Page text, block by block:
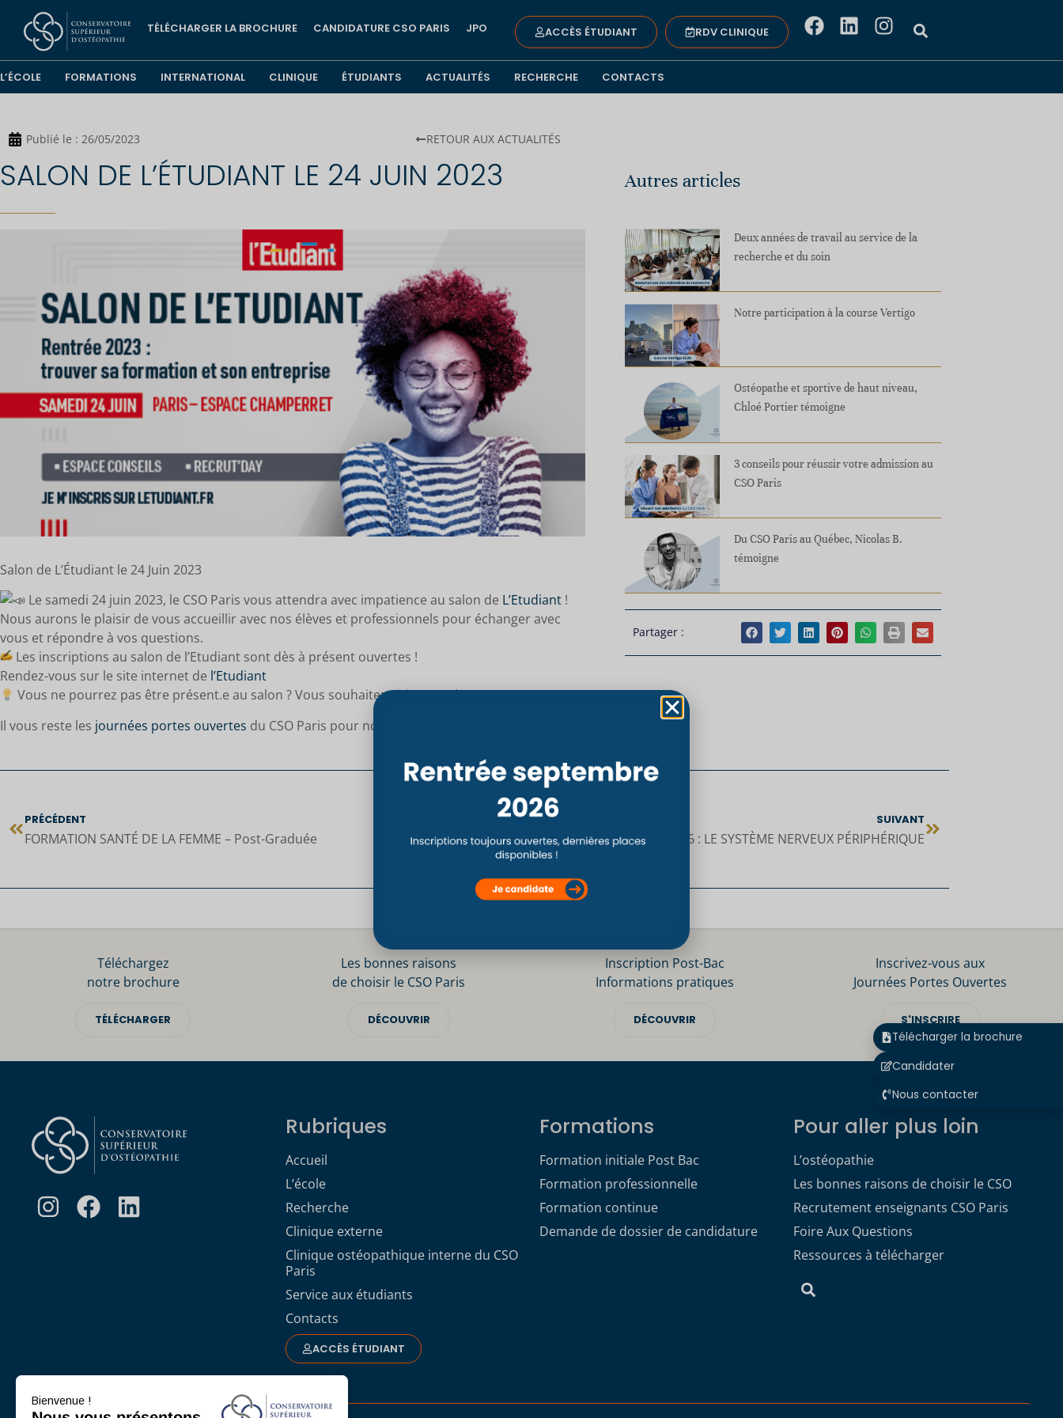
Bienvenue !
TÉLÉCHARGER LA BROCHURE CANDIDATURE CSO PARIS JPO ACCÈS ÉTUDIANT RDV CLINIQUE
Télécharger la brochure
Candidater
Nous contacter
L’ÉCOLE FORMATIONS INTERNATIONAL CLINIQUE ÉTUDIANTS ACTUALITÉS RECHERCHE CONTACTS
Publié le : 26/05/2023 RETOUR AUX ACTUALITÉS
SALON DE L’ÉTUDIANT LE 24 JUIN 2023
Salon de L’Étudiant le 24 Juin 2023
Le samedi 24 juin 2023, le CSO Paris vous attendra avec impatience au salon de L’Etudiant !
Nous aurons le plaisir de vous accueillir avec nos élèves et professionnels pour échanger avec
vous et répondre à vos questions.
Les inscriptions au salon de l’Etudiant sont dès à présent ouvertes !
Rendez-vous sur le site internet de l’Etudiant
Vous ne pourrez pas être présent.e au salon ? Vous souhaitez visiter nos locaux ?
Il vous reste les journées portes ouvertes du CSO Paris pour nous rencontrer !
Autres articles
Deux années de travail au service de la
recherche et du soin
Notre participation à la course Vertigo
Ostéopathe et sportive de haut niveau,
Chloé Portier témoigne
3 conseils pour réussir votre admission au
CSO Paris
Du CSO Paris au Québec, Nicolas B.
témoigne
Partager :
PRÉCÉDENT
FORMATION SANTÉ DE LA FEMME – Post-Graduée
SUIVANT
LMO 6 : LE SYSTÈME NERVEUX PÉRIPHÉRIQUE
Téléchargez
notre brochure
TÉLÉCHARGER
Les bonnes raisons
de choisir le CSO Paris
DÉCOUVRIR
Inscription Post-Bac
Informations pratiques
DÉCOUVRIR
Inscrivez-vous aux
Journées Portes Ouvertes
S'INSCRIRE
Rubriques
Accueil
L’école
Recherche
Clinique externe
Clinique ostéopathique interne du CSO
Paris
Service aux étudiants
Contacts
ACCÈS ÉTUDIANT
Formations
Formation initiale Post Bac
Formation professionnelle
Formation continue
Demande de dossier de candidature
Pour aller plus loin
L’ostéopathie
Les bonnes raisons de choisir le CSO
Recrutement enseignants CSO Paris
Foire Aux Questions
Ressources à télécharger